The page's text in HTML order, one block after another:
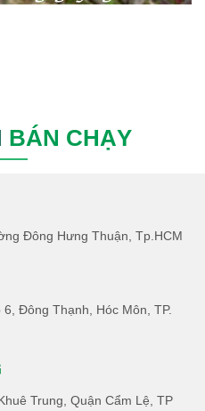
BÁN CHẠY
Đông Hưng Thuận, Tp.HCM
Đông Thạnh, Hóc Môn, TP.
Trung, Quận Cẩm Lệ, TP